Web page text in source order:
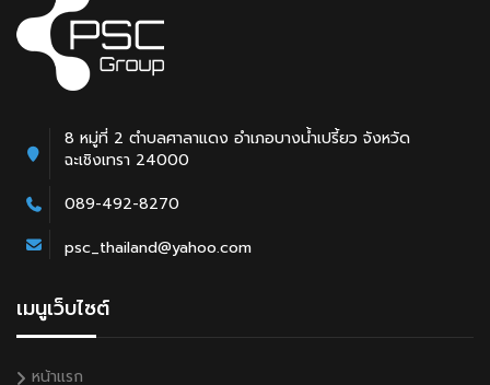
8 หมู่ที่ 2 ตำบลศาลาแดง อำเภอบางน้ำเปรี้ยว จังหวัด
ฉะเชิงเทรา 24000
089-492-8270
psc_thailand@yahoo.com
เมนูเว็บไซต์
หน้าแรก